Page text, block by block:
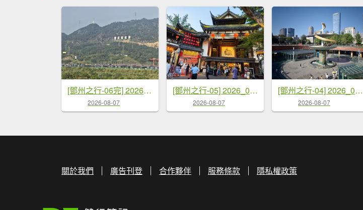
[鄧州之行-06完] 2026_0720 成都-深圳-桃園
2026-08-07
[鄧州之行-05] 2026_0719 成都-錦里
2026-08-07
[鄧州之行-04] 2026_0719 成都-天府廣場
2026-08-07
關於我們 廣告刊登 合作夥伴 服務條款 隱私權政策